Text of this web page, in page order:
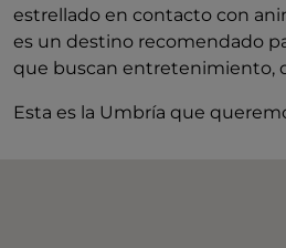
estrellado en contacto con
es un destino recomendado
que buscan entretenimiento,
Esta es la Umbría que